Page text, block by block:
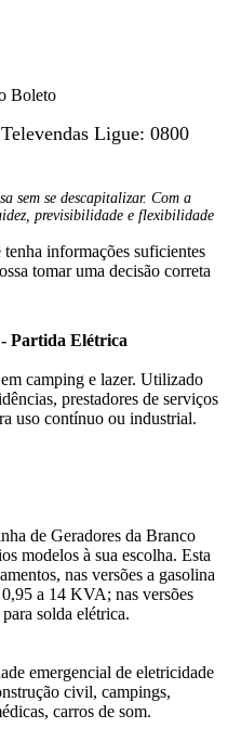
Boleto
Ligue: 0800
sem se descapitalizar. Com a
previsibilidade e flexibilidade
informações suficientes
tomar uma decisão correta
Partida Elétrica
camping e lazer. Utilizado
prestadores de serviços
uso contínuo ou industrial.
de Geradores da Branco
modelos à sua escolha. Esta
nas versões a gasolina
a 14 KVA; nas versões
solda elétrica.
emergencial de eletricidade
civil, campings,
carros de som.